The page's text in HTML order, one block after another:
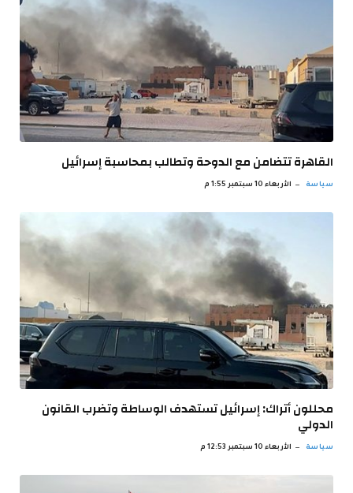
القاهرة تتضامن مع الدوحة وتطالب بمحاسبة إسرائيل
سياسة الأربعاء 10 سبتمبر 1:55 م
محللون أتراك: إسرائيل تستهدف الوساطة وتضرب القانون
الدولي
سياسة الأربعاء 10 سبتمبر 12:53 م